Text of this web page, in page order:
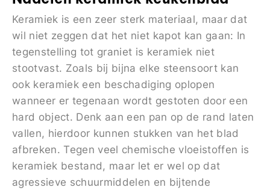
Keramiek is een zeer sterk materiaal, maar dat
wil niet zeggen dat het niet kapot kan gaan: In
tegenstelling tot graniet is keramiek niet
stootvast. Zoals bij bijna elke steensoort kan
ook keramiek een beschadiging oplopen
wanneer er tegenaan wordt gestoten door een
hard object. Denk aan een pan op de rand laten
vallen, hierdoor kunnen stukken van het blad
afbreken. Tegen veel chemische vloeistoffen is
keramiek bestand, maar let er wel op dat
agressieve schuurmiddelen en bijtende